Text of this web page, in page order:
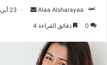
Alaa Alsharayaa 23 أبريل، 2024
0 دقائق القراءة 4